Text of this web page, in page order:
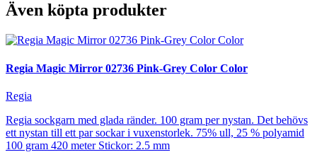
Även köpta produkter
Regia Magic Mirror 02736 Pink-Grey Color Color
Regia
Regia sockgarn med glada ränder. 100 gram per nystan. Det behövs
ett nystan till ett par sockar i vuxenstorlek. 75% ull, 25 % polyamid
100 gram 420 meter Stickor: 2.5 mm